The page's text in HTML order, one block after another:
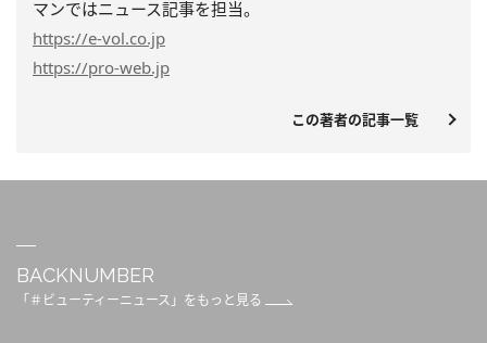
マンではニュース記事を担当。
https://e-vol.co.jp
https://pro-web.jp
この著者の記事一覧
BACKNUMBER
「＃ビューティーニュース」をもっと見る